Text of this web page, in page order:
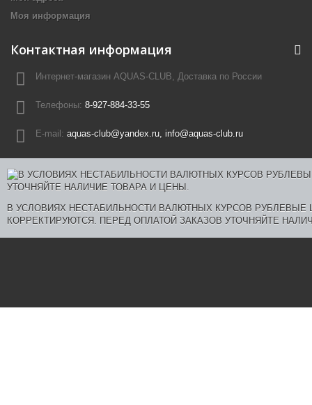
Моя информация
Контактная информация
Интернет-магазин AQUAS-CLUB, Доставка по России
Телефоны: 8-927-884-33-55
E-mail: aquas-club@yandex.ru, info@aquas-club.ru
В УСЛОВИЯХ НЕСТАБИЛЬНОСТИ ВАЛЮТНЫХ КУРСОВ
КОРРЕКТИРУЮТСЯ. ПЕРЕД ОПЛАТОЙ ЗАКАЗОВ УТОЧНЯЙТЕ